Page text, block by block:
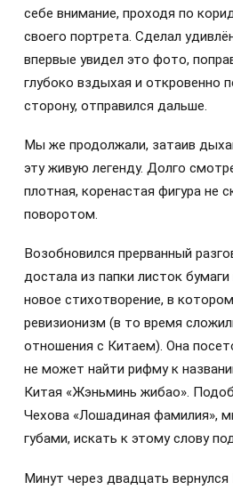
себе внимание, проходя по
своего портрета. Сделал
впервые увидел это фото,
глубоко вздыхая и откровенно
сторону, отправился дальше.
Мы же продолжали, затаив
эту живую легенду. Долго
плотная, коренастая фигура не
поворотом.
Возобновился прерванный
достала из папки листок
новое стихотворение, в
ревизионизм (в то время
отношения с Китаем). Она
не может найти рифму к
Китая «Жэньминь жибао».
Чехова «Лошадиная фамилия»,
губами, искать к этому слову
Минут через двадцать